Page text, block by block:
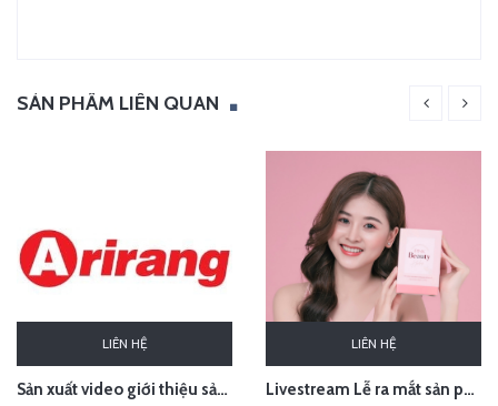
SẢN PHẨM LIÊN QUAN
LIÊN HỆ
Sản xuất video giới thiệu sản phẩm Audio Âm thanh Arirang Vietnam
LIÊN HỆ
Livestream Lễ ra mắt sản phẩm Pink Beauty Herbs